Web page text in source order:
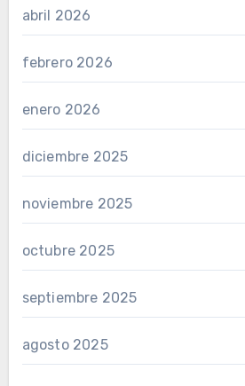
abril 2026
febrero 2026
enero 2026
diciembre 2025
noviembre 2025
octubre 2025
septiembre 2025
agosto 2025